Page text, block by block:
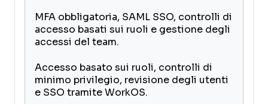
MFA obbligatoria, SAML SSO, controlli di
accesso basati sui ruoli e gestione degli
accessi del team.
Accesso basato sui ruoli, controlli di
minimo privilegio, revisione degli utenti
e SSO tramite WorkOS.